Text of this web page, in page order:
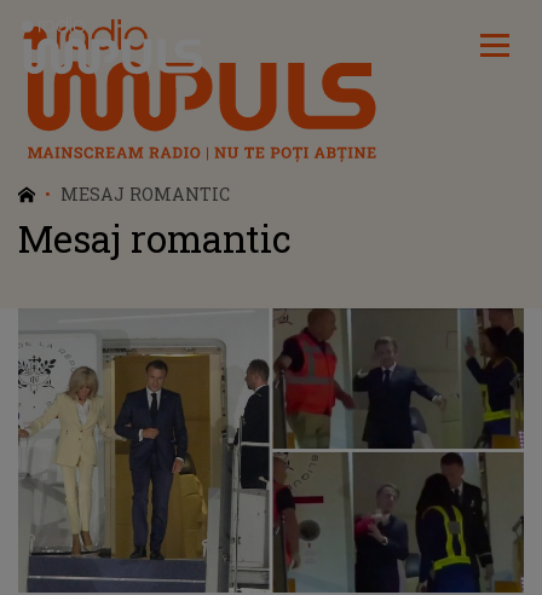
Radio Impuls
MESAJ ROMANTIC
Mesaj romantic